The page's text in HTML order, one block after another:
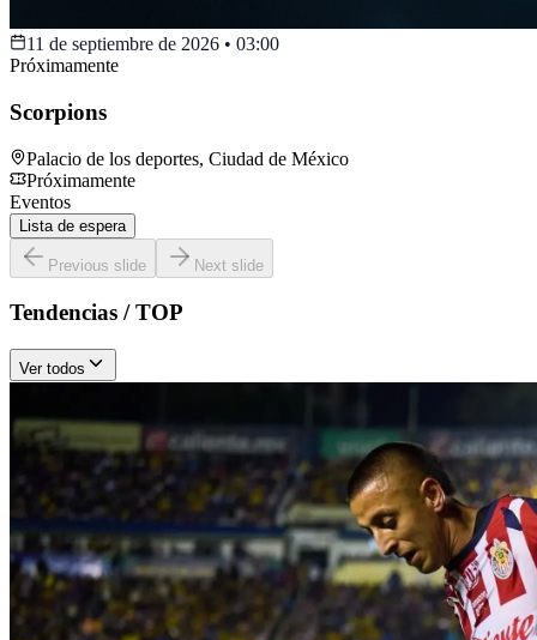
11 de septiembre de 2026 • 03:00
Próximamente
Scorpions
Palacio de los deportes, Ciudad de México
Próximamente
Eventos
Lista de espera
Previous slide Next slide
Tendencias / TOP
Ver todos